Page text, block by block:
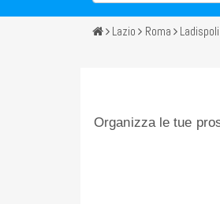
Lazio Roma Ladispoli
Organizza le tue